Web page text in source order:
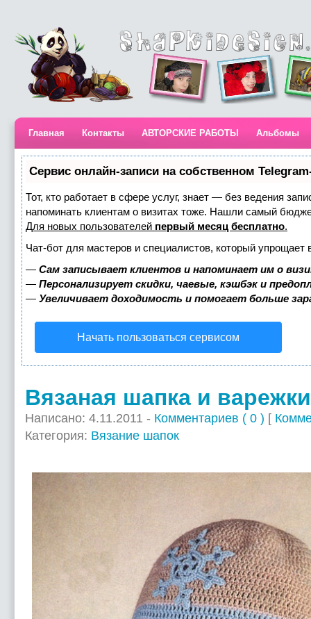
Главная Контакты АВТОРСКИЕ РАБОТЫ Альбомы
Сервис онлайн-записи на собственном
Тот, кто работает в сфере услуг, знает — без ведения
напоминать клиентам о визитах тоже. Нашли самый
Для новых пользователей первый месяц бесплатно.
Чат-бот для мастеров и специалистов, который упрощает
— Сам записывает клиентов и напоминает им о
— Персонализирует скидки, чаевые, кэшбэк и
— Увеличивает доходимость и помогает больше
Начать пользоваться сервисом
Вязаная шапка и
Написано: 4.11.2011 - Комментариев ( 0 ) [
Категория: Вязание шапок